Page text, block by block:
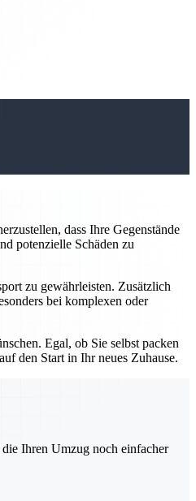
dass Ihre Gegenstände
potenzielle Schäden zu
zu gewährleisten. Zusätzlich
bei komplexen oder
Egal, ob Sie selbst packen
den Start in Ihr neues Zuhause.
Ihren Umzug noch einfacher